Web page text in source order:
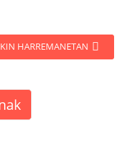
HARREMANETAN